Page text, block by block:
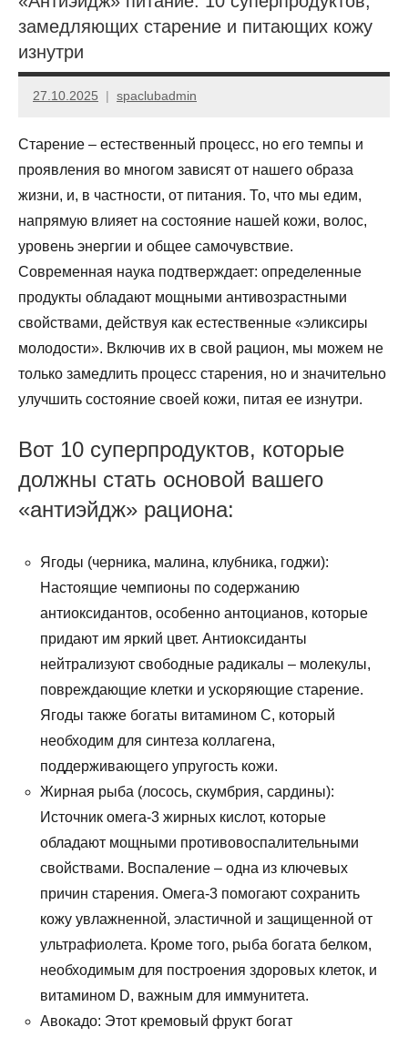
замедляющих старение и питающих кожу
изнутри
27.10.2025 spaclubadmin
Нет
Старение – естественный процесс, но его темпы и
проявления во многом зависят от нашего образа
жизни, и, в частности, от питания. То, что мы едим,
напрямую влияет на состояние нашей кожи, волос,
уровень энергии и общее самочувствие.
Современная наука подтверждает: определенные
продукты обладают мощными антивозрастными
свойствами, действуя как естественные «эликсиры
молодости». Включив их в свой рацион, мы можем не
только замедлить процесс старения, но и значительно
улучшить состояние своей кожи, питая ее изнутри.
Вот 10 суперпродуктов, которые
должны стать основой вашего
«антиэйдж» рациона:
Ягоды (черника, малина, клубника, годжи):
Настоящие чемпионы по содержанию
антиоксидантов, особенно антоцианов, которые
придают им яркий цвет. Антиоксиданты
нейтрализуют свободные радикалы – молекулы,
повреждающие клетки и ускоряющие старение.
Ягоды также богаты витамином С, который
необходим для синтеза коллагена,
поддерживающего упругость кожи.
Жирная рыба (лосось, скумбрия, сардины):
Источник омега-3 жирных кислот, которые
обладают мощными противовоспалительными
свойствами. Воспаление – одна из ключевых
причин старения. Омега-3 помогают сохранить
кожу увлажненной, эластичной и защищенной от
ультрафиолета. Кроме того, рыба богата белком,
необходимым для построения здоровых клеток, и
витамином D, важным для иммунитета.
Авокадо: Этот кремовый фрукт богат